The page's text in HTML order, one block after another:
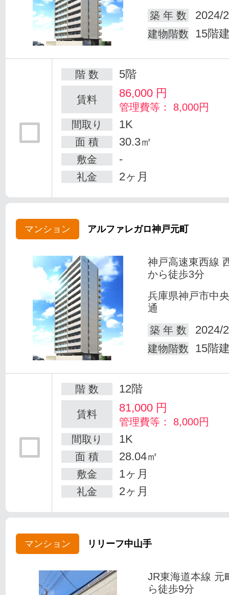
築 年 数
2024/
建物階数 15階
階 数 5階
賃料 86,000 円
管理費等： 8,000円
間取り
1K
面 積 30.3㎡
敷金 -
礼金 2ヶ月
マンション アルファレガロ神戸元町
神戸高速東西線
から徒歩3分
兵庫県神戸市中
通
築 年 数
2024/
建物階数 15階
階 数 12階
賃料 81,000 円
管理費等： 8,000円
間取り
1K
面 積 28.04㎡
敷金 1ヶ月
礼金 2ヶ月
マンション リリーフ中山手
JR東海道本線 元
ら徒歩9分